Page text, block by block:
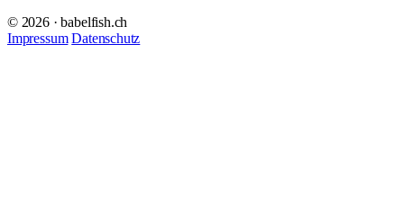
© 2026 · babelfish.ch
Impressum Datenschutz